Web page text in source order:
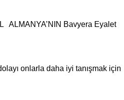
ALMANYA’NIN Bavyera Eyalet
onlarla daha iyi tanışmak için